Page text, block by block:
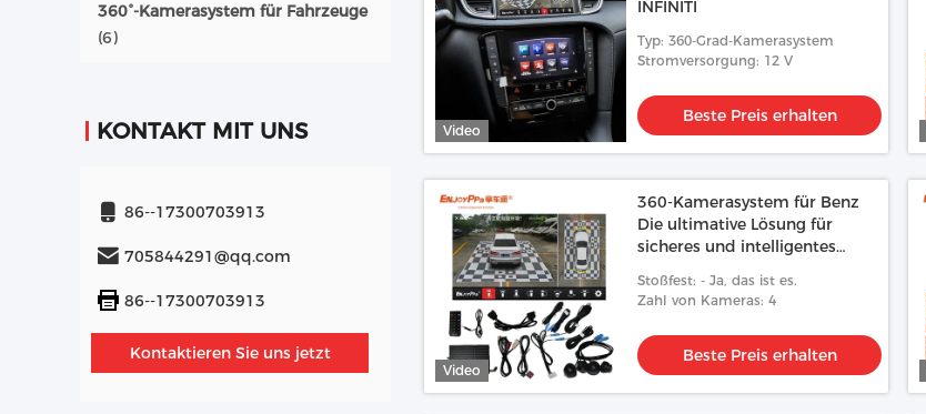
360°-Kamerasystem für Fahrzeuge
(6)
KONTAKT MIT UNS
86--17300703913
705844291@qq.com
86--17300703913
Kontaktieren Sie uns jetzt
Video
INFINITI
Typ: 360-Grad-Kamerasystem
Stromversorgung: 12 V
Beste Preis erhalten
Video
360-Kamerasystem für Benz
Die ultimative Lösung für
sicheres und intelligentes
Stoßfest: - Ja, das ist es.
Zahl von Kameras: 4
Beste Preis erhalten